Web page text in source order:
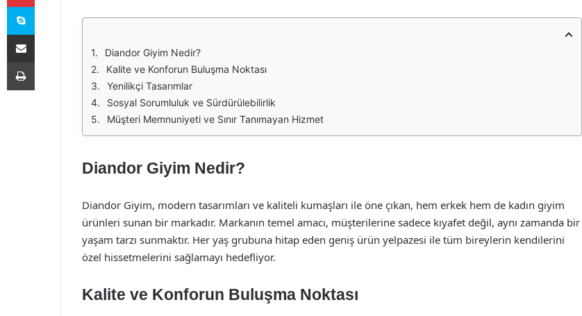
Diandor Giyim Nedir?
Kalite ve Konforun Buluşma Noktası
Yenilikçi Tasarımlar
Sosyal Sorumluluk ve Sürdürülebilirlik
Müşteri Memnuniyeti ve Sınır Tanımayan Hizmet
Diandor Giyim Nedir?
Diandor Giyim, modern tasarımları ve kaliteli kumaşları ile öne çıkan, hem erkek hem de kadın giyim
ürünleri sunan bir markadır. Markanın temel amacı, müşterilerine sadece kıyafet değil, aynı zamanda bir
yaşam tarzı sunmaktır. Her yaş grubuna hitap eden geniş ürün yelpazesi ile tüm bireylerin kendilerini
özel hissetmelerini sağlamayı hedefliyor.
Kalite ve Konforun Buluşma Noktası
Skype
E-Posta ile paylaş